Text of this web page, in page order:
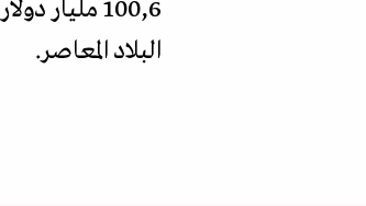
البلاد المعاصر.